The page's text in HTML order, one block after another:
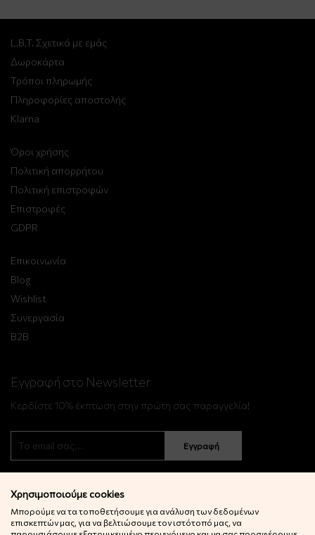
L.B.T. Σχετικά με εμάς
Δωροκάρτα
Τρόποι πληρωμής
Πληροφορίες αποστολής
Klarna
Όροι χρήσης
Πολιτική απορρήτου
Πολιτική επιστροφών
Επιστροφές
GDPR
Επικοινωνία
Blog
Wishlist
Συνεργασία
B2B
Εγγραφή στο Newsletter
Κερδίστε 10% έκπτωση στην πρώτη σας παραγγελία!
Εγγραφή
Χρησιμοποιούμε cookies
Μπορούμε να τα τοποθετήσουμε για ανάλυση των δεδομένων
επισκεπτών μας, για να βελτιώσουμε τον ιστότοπό μας, να